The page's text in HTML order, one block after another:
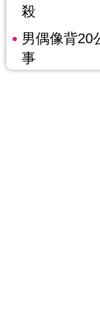
殺
男偶像背
事